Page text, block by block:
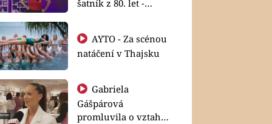
šatník z 80. let -
natáčení v Thajsku
Gabriela
Gášpárová
promluvila o vztahu